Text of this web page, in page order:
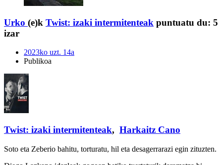
Urko (e)k Twist: izaki intermitenteak puntuatu du: 5
izar
2023ko uzt. 14a
Publikoa
Twist: izaki intermitenteak, Harkaitz Cano
Soto eta Zeberio bahitu, torturatu, hil eta desagerrarazi egin zituzten.